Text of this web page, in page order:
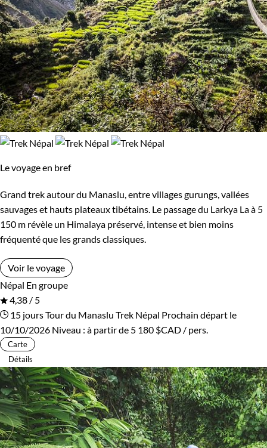
Le voyage en bref
Grand trek autour du Manaslu, entre villages gurungs, vallées
sauvages et hauts plateaux tibétains. Le passage du Larkya La à 5
150 m révèle un Himalaya préservé, intense et bien moins
fréquenté que les grands classiques.
Voir le voyage
Népal En groupe
4,38 / 5
15 joursTour du Manaslu Trek Népal Prochain départ le
10/10/2026 Niveau : à partir de 5 180 $CAD / pers.
Carte
Détails